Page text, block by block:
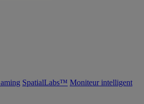
SpatialLabs™ Moniteur intelligent